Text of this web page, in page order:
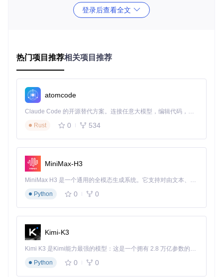
ws/raw/f04497142ff5660455f6181297ff706622c4b20e/DS4
Windows/Resources/360 map.png?utm_source=gitcode_re
能解决表层问题，而DS4Windows通过
根本上解决了这些兼容性挑战。
DS4Windows的核心创新在于构建了一个
实现PS手柄信号到Xbox控制器信号的精准转译：
原始数据捕获层
：通过HID设备接口直接读取PS手柄的原
始输入数据，包括按键状态、摇杆位置、六轴传感器数据
信号转译层 ：将PS手柄的输入数据映射为Xbox控制器的标
准数据格式，同时进行死区处理、曲线调整等优化
虚拟设备模拟层：通过ViGEmBus驱动创建虚拟Xbox控制
器设备，将转译后的数据注入系统输入流
![PS4手柄与Xbox控制器布局对比图，展示两者物理按键差异]
(https://raw.gitcode.com/gh_mirrors/ds/DS4Windows/raw/f04
497142ff5660455f6181297ff706622c4b20e/DS4Windows/R
esources/DS4 Controller.png?utm_source=gitcode_repo_file
PS手柄识别为标准Xbox控制器，同时保留PS手柄特有的触摸
板、动态灯条等高级功能。与传统映射工具相比，这种底层模
登录后查看全文
热门项目推荐相关项目推荐
atomcode
Claude Code 的开源替代方案。连接任意大模型，编辑代码，运行命令，自动验证 — 全自动执行。用 Rust 构建，极致性能。 ｜ An open-source alternative to Claude Code. Connect any LLM, edit code, run commands, and verify changes — autonomously. Built in Rust for speed. Get Started
Rust
0 534
MiniMax-H3
MiniMax H3 是一个通用的全模态生成系统。它支持对由文本、图像、视频和音频组成的多模态上下文进行统一理解，并能生成分辨率高达 2K、时长可达 15 秒的带原生立体声音频的视频。得益于面向任务泛化的系统设计，H3 在预训练阶段就已具备广泛的多模态上下文理解与生成能力，能够出色地执行复杂的多模态指令。
Python
0 0
Kimi-K3
Kimi K3 是Kimi能力最强的模型：这是一个拥有 2.8 万亿参数的混合专家（MoE）模型，具备原生视觉理解能力，并支持 100 万 token 的上下文窗口。
Python
0 0